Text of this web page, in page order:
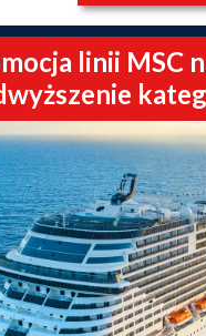
linii MSC